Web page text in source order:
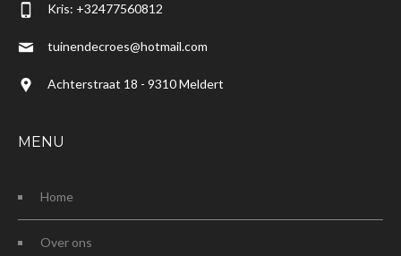
Kris: +32477560812
tuinendecroes@hotmail.com
Achterstraat 18 - 9310 Meldert
MENU
Home
Over ons